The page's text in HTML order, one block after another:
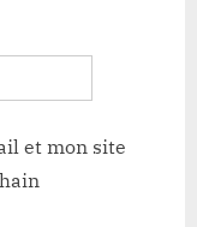
et mon site